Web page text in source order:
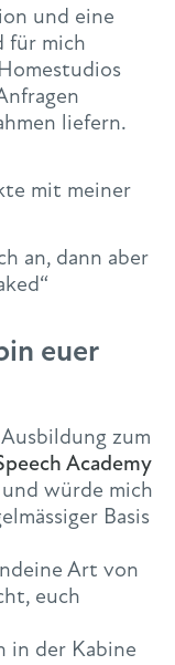
und eine
für mich
liefern.
mit meiner
an, dann aber
euer
zum
Academy
würde mich
Basis
Art von
euch
in der Kabine